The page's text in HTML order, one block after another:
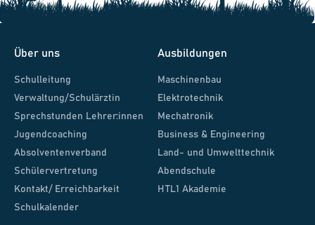
Über uns
Schulleitung
Verwaltung/Schulärztin
Sprechstunden Lehrer:innen
Jugendcoaching
Absolventenverband
Schülervertretung
Kontakt/ Erreichbarkeit
Schulkalender
Ausbildungen
Maschinenbau
Elektrotechnik
Mechatronik
Business & Engineering
Land- und Umwelttechnik
Abendschule
HTL1 Akademie